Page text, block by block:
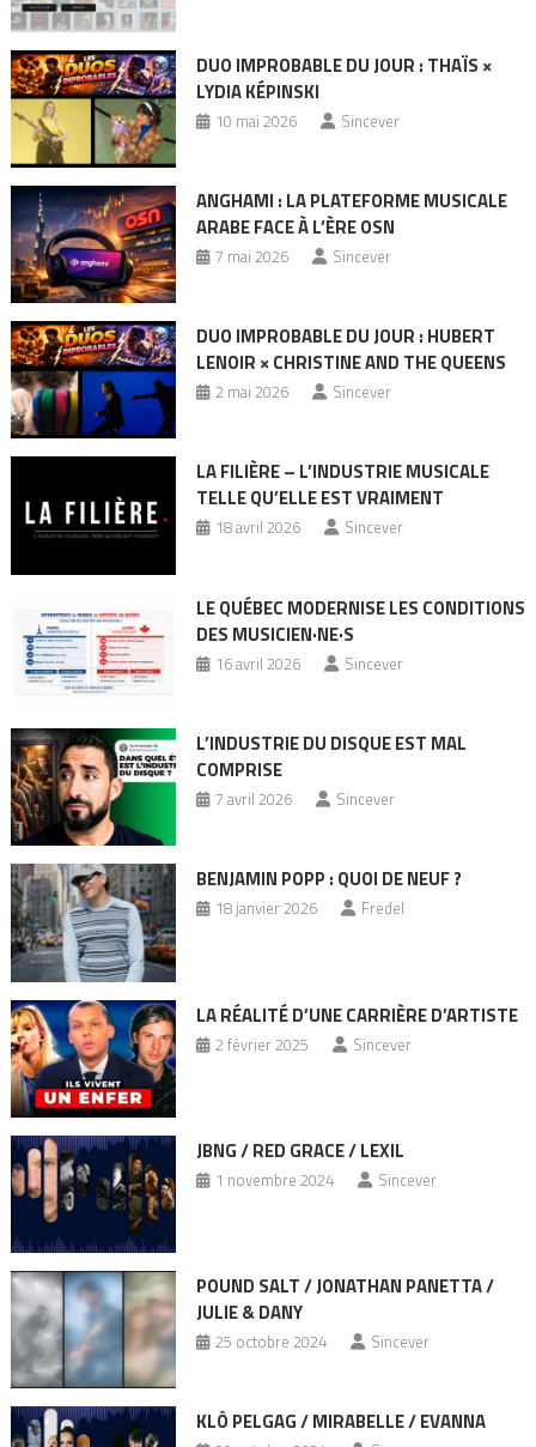
DUO IMPROBABLE DU JOUR : THAÏS ×
LYDIA KÉPINSKI
10 mai 2026 Sincever
ANGHAMI : LA PLATEFORME MUSICALE
ARABE FACE À L’ÈRE OSN
7 mai 2026 Sincever
DUO IMPROBABLE DU JOUR : HUBERT
LENOIR × CHRISTINE AND THE QUEENS
2 mai 2026 Sincever
LA FILIÈRE – L’INDUSTRIE MUSICALE
TELLE QU’ELLE EST VRAIMENT
18 avril 2026 Sincever
LE QUÉBEC MODERNISE LES CONDITIONS
DES MUSICIEN·NE·S
16 avril 2026 Sincever
L’INDUSTRIE DU DISQUE EST MAL
COMPRISE
7 avril 2026 Sincever
BENJAMIN POPP : QUOI DE NEUF ?
18 janvier 2026 Fredel
LA RÉALITÉ D’UNE CARRIÈRE D’ARTISTE
2 février 2025 Sincever
JBNG / RED GRACE / LEXIL
1 novembre 2024 Sincever
POUND SALT / JONATHAN PANETTA /
JULIE & DANY
25 octobre 2024 Sincever
KLÔ PELGAG / MIRABELLE / EVANNA